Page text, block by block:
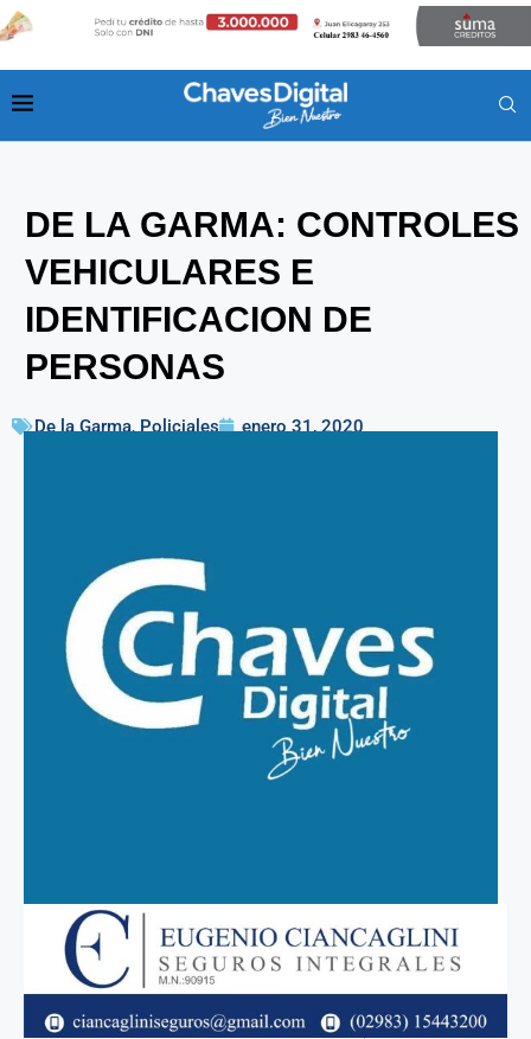
DE LA GARMA: CONTROLES
VEHICULARES E
IDENTIFICACION DE
PERSONAS
De la Garma, Policiales enero 31, 2020